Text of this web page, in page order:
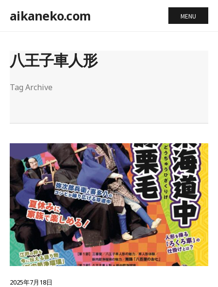
aikaneko.com MENU
八王子車人形
Tag Archive
2025年7月18日